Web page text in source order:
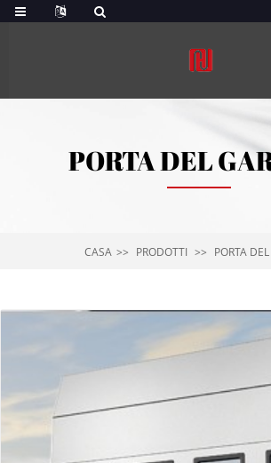
PORTA DEL
CASA PRODOTTI PORTA